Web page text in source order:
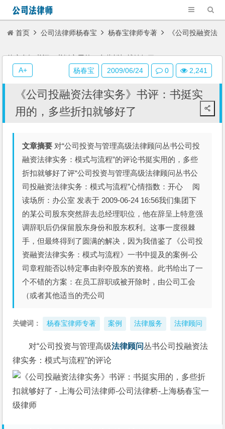
首页 公司法律师杨春宝 杨春宝律师专著 《公司投融资法
律实务》书评：书挺实用的，多些折扣就够好了
《公司投融资法律实务》书评：书挺实
用的，多些折扣就够好了
文章摘要 对“公司投资与管理高级法律顾问丛书公司投
融资法律实务：模式与流程”的评论书挺实用的，多些
折扣就够好了评“公司投资与管理高级法律顾问丛书公
司投融资法律实务：模式与流程”心情指数：开心 阅
读场所：办公室 发表于 2009-06-24 16:56我们集团下
的某公司股东突然辞去总经理职位，他在辞呈上特意强
调辞职后仍保留股东身份和股东权利。这事一度很棘
手，但最终得到了圆满的解决，因为我借鉴了《公司投
资融资法律实务：模式与流程》一书中提及的案例-公
司章程能否以特定事由剥夺股东的资格。此书给出了一
个不错的方案：在员工辞职或被开除时，由公司工会
（或者其他适当的壳公司
关键词： 杨春宝律师专著 案例 法律服务 法律顾问
对“公司投资与管理高级法律顾问丛书公司投融资法
律实务：模式与流程”的评论
杨春宝 2009/06/24 0 2,241
A+